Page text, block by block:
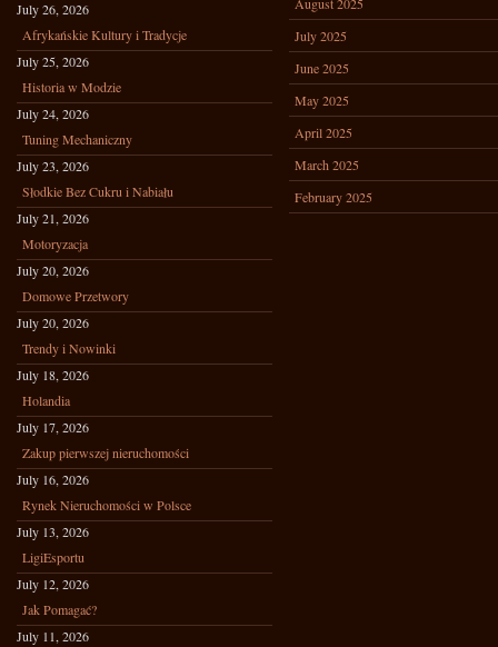
July 26, 2026
Afrykańskie Kultury i Tradycje
July 25, 2026
Historia w Modzie
July 24, 2026
Tuning Mechaniczny
July 23, 2026
Słodkie Bez Cukru i Nabiału
July 21, 2026
Motoryzacja
July 20, 2026
Domowe Przetwory
July 20, 2026
Trendy i Nowinki
July 18, 2026
Holandia
July 17, 2026
Zakup pierwszej nieruchomości
July 16, 2026
Rynek Nieruchomości w Polsce
July 13, 2026
LigiEsportu
July 12, 2026
Jak Pomagać?
July 11, 2026
July 2025
June 2025
May 2025
April 2025
March 2025
February 2025